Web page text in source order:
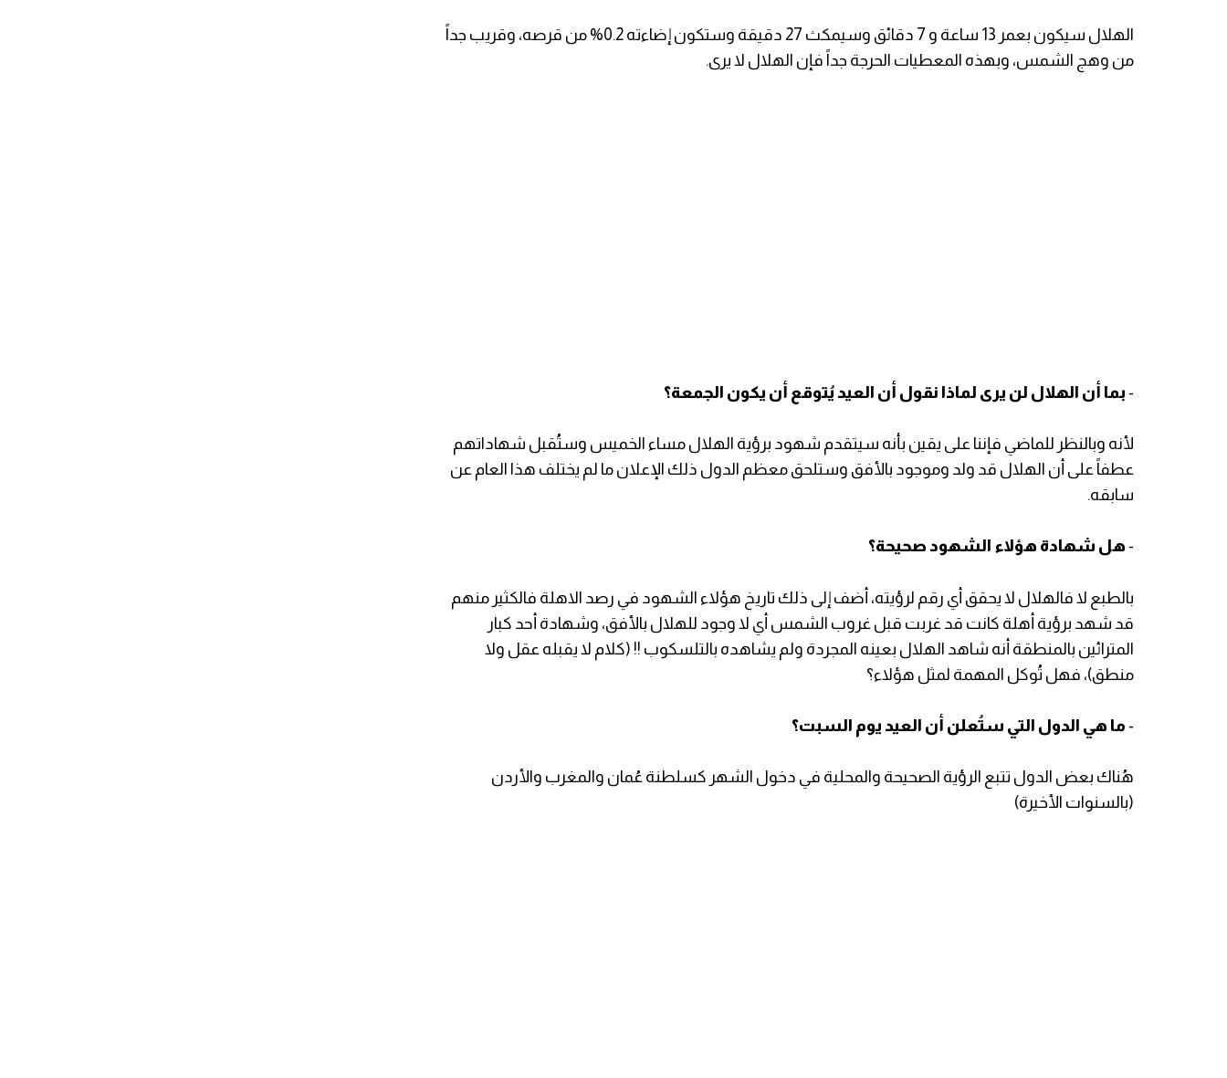
الهلال سيكون بعمر 13 ساعة و 7 دقائق وسيمكث 27 دقيقة وستكون إضاءته 0.2% من قرصه، وقريب جداً
من وهج الشمس، وبهذه المعطيات الحرجة جداً فإن الهلال لا يرى.
- بما أن الهلال لن يرى لماذا نقول أن العيد يُتوقع أن يكون الجمعة؟
لأنه وبالنظر للماضي فإننا على يقين بأنه سيتقدم شهود برؤية الهلال مساء الخميس وستُقبل شهاداتهم
عطفاً على أن الهلال قد ولد وموجود بالأفق وستلحق معظم الدول ذلك الإعلان ما لم يختلف هذا العام عن
سابقه.
- هل شهادة هؤلاء الشهود صحيحة؟
بالطبع لا فالهلال لا يحقق أي رقم لرؤيته، أضف إلى ذلك تاريخ هؤلاء الشهود في رصد الاهلة فالكثير منهم
قد شهد برؤية أهلة كانت قد غربت قبل غروب الشمس أي لا وجود للهلال بالأفق، وشهادة أحد كبار
المترائين بالمنطقة أنه شاهد الهلال بعينه المجردة ولم يشاهده بالتلسكوب !! (كلام لا يقبله عقل ولا
منطق)، فهل تُوكل المهمة لمثل هؤلاء؟
- ما هي الدول التي ستُعلن أن العيد يوم السبت؟
هُناك بعض الدول تتبع الرؤية الصحيحة والمحلية في دخول الشهر كسلطنة عُمان والمغرب والأردن
(بالسنوات الأخيرة)